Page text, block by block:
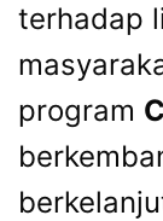
terhadap
program